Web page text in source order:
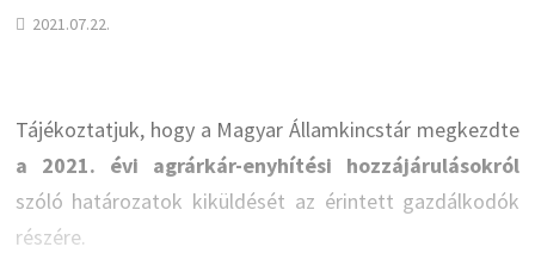
2021.07.22.
Tájékoztatjuk, hogy a Magyar Államkincstár megkezdte
a 2021. évi agrárkár-enyhítési hozzájárulásokról
szóló határozatok kiküldését az érintett gazdálkodók
részére.